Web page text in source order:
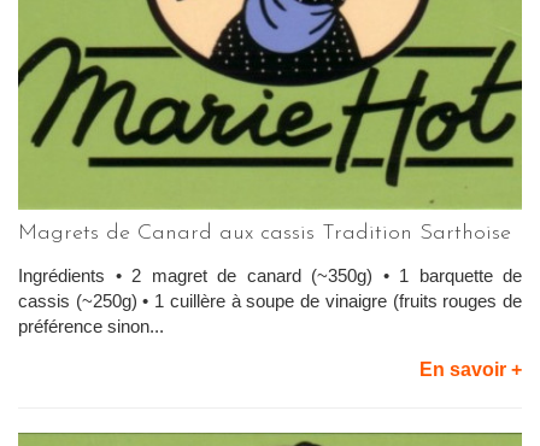
Magrets de Canard aux cassis Tradition Sarthoise
Ingrédients • 2 magret de canard (~350g) • 1 barquette de
cassis (~250g) • 1 cuillère à soupe de vinaigre (fruits rouges de
préférence sinon...
En savoir +